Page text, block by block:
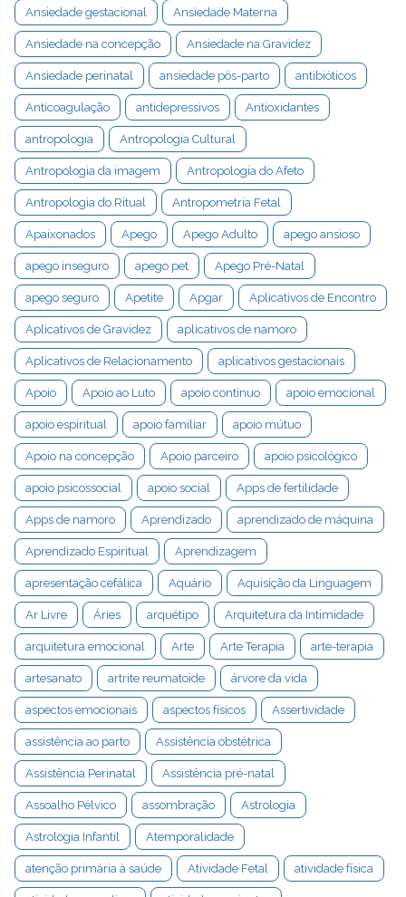
Ansiedade gestacional Ansiedade Materna
Ansiedade na concepção Ansiedade na Gravidez
Ansiedade perinatal ansiedade pós-parto antibióticos
Anticoagulação antidepressivos Antioxidantes
antropologia Antropologia Cultural
Antropologia da imagem Antropologia do Afeto
Antropologia do Ritual Antropometria Fetal
Apaixonados Apego Apego Adulto apego ansioso
apego inseguro apego pet Apego Pré-Natal
apego seguro Apetite Apgar Aplicativos de Encontro
Aplicativos de Gravidez aplicativos de namoro
Aplicativos de Relacionamento aplicativos gestacionais
Apoio Apoio ao Luto apoio contínuo apoio emocional
apoio espiritual apoio familiar apoio mútuo
Apoio na concepção Apoio parceiro apoio psicológico
apoio psicossocial apoio social Apps de fertilidade
Apps de namoro Aprendizado aprendizado de máquina
Aprendizado Espiritual Aprendizagem
apresentação cefálica Aquário Aquisição da Linguagem
Ar Livre Áries arquétipo Arquitetura da Intimidade
arquitetura emocional Arte Arte Terapia arte-terapia
artesanato artrite reumatoide árvore da vida
aspectos emocionais aspectos físicos Assertividade
assistência ao parto Assistência obstétrica
Assistência Perinatal Assistência pré-natal
Assoalho Pélvico assombração Astrologia
Astrologia Infantil Atemporalidade
atenção primária à saúde Atividade Fetal atividade física